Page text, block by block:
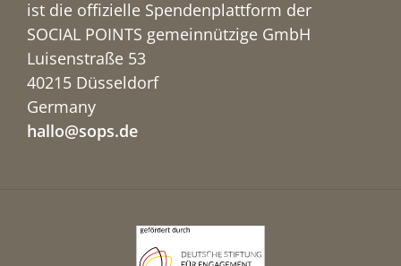
ist die offizielle Spendenplattform der
SOCIAL POINTS gemeinnützige GmbH
Luisenstraße 53
40215 Düsseldorf
Germany
hallo@sops.de